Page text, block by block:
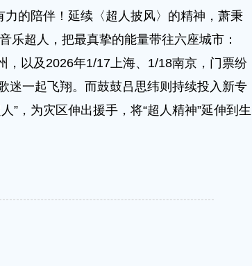
力的陪伴！延续〈超人披风〉的精神，萧秉
乐超人，把最真挚的能量带往六座城市：
，以及2026年1/17上海、1/18南京，门票纷
迷一起飞翔。而鼓鼓吕思纬则持续投入新专
”，为灾区伸出援手，将“超人精神”延伸到生